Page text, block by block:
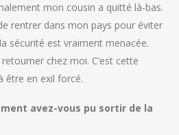
mon cousin a quitté là-bas.
rentrer dans mon pays pour éviter
sécurité est vraiment menacée.
retourner chez moi. C’est cette
être en exil forcé.
avez-vous pu sortir de la